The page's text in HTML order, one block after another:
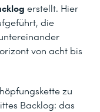
erstellt. Hier
die
von acht bis
zu
Backlog: das